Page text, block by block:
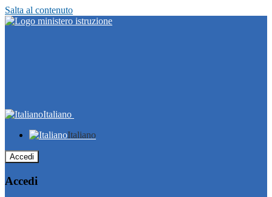
Salta al contenuto
Italiano
Italiano
Accedi
Accedi